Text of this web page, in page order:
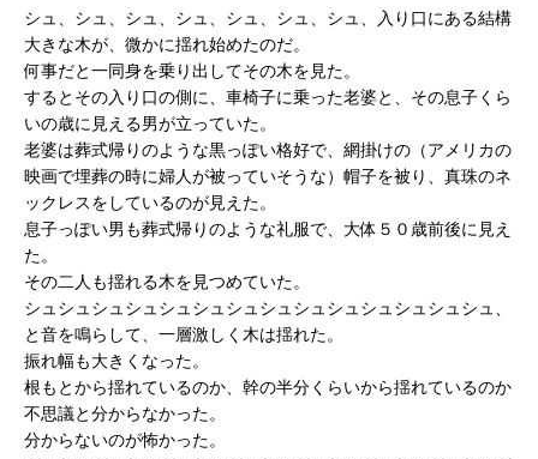
シュ、シュ、シュ、シュ、シュ、シュ、シュ、入り口にある結構
大きな木が、微かに揺れ始めたのだ。
何事だと一同身を乗り出してその木を見た。
するとその入り口の側に、車椅子に乗った老婆と、その息子くら
いの歳に見える男が立っていた。
老婆は葬式帰りのような黒っぽい格好で、網掛けの（アメリカの
映画で埋葬の時に婦人が被っていそうな）帽子を被り、真珠のネ
ックレスをしているのが見えた。
息子っぽい男も葬式帰りのような礼服で、大体５０歳前後に見え
た。
その二人も揺れる木を見つめていた。
シュシュシュシュシュシュシュシュシュシュシュシュシュシュ、
と音を鳴らして、一層激しく木は揺れた。
振れ幅も大きくなった。
根もとから揺れているのか、幹の半分くらいから揺れているのか
不思議と分からなかった。
分からないのが怖かった。